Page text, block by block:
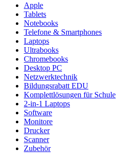
Apple
Tablets
Notebooks
Telefone & Smartphones
Laptops
Ultrabooks
Chromebooks
Desktop PC
Netzwerktechnik
Bildungsrabatt EDU
Komplettlösungen für Schule
2-in-1 Laptops
Software
Monitore
Drucker
Scanner
Zubehör